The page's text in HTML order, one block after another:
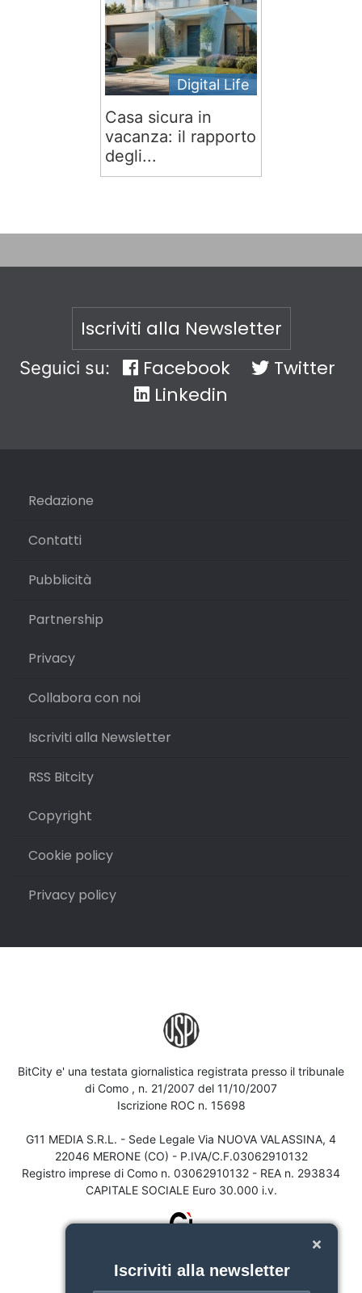
Digital Life
Casa sicura in
vacanza: il rapporto
degli...
Iscriviti alla Newsletter
Seguici su: Facebook
Twitter
Linkedin
Redazione
Contatti
Pubblicità
Partnership
Privacy
Collabora con noi
Iscriviti alla Newsletter
RSS Bitcity
Copyright
Cookie policy
Privacy policy
BitCity e' una testata giornalistica registrata presso il tribunale
di Como , n. 21/2007 del 11/10/2007
Iscrizione ROC n. 15698
G11 MEDIA S.R.L. - Sede Legale Via NUOVA VALASSINA, 4
22046 MERONE (CO) - P.IVA/C.F.03062910132
Registro imprese di Como n. 03062910132 - REA n. 293834
CAPITALE SOCIALE Euro 30.000 i.v.
Iscriviti alla newsletter